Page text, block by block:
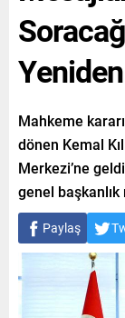
Mahkeme
dönen Kemal
Merkezi’ne
genel başkanlık
Paylaş